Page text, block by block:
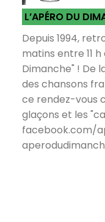
L’APÉRO DU
Depuis 1994,
matins entre 11
Dimanche" ! De
des chansons
ce rendez-vous
glaçons et les
facebook.com/